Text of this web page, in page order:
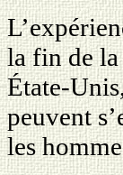
la fin de la
Étate-
peuvent
les